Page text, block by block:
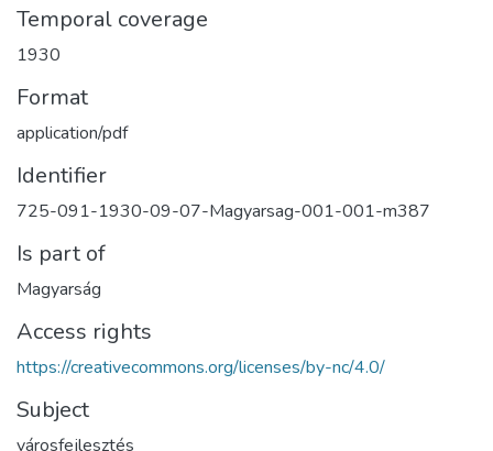
Temporal coverage
1930
Format
application/pdf
Identifier
725-091-1930-09-07-Magyarsag-001-001-m387
Is part of
Magyarság
Access rights
https://creativecommons.org/licenses/by-nc/4.0/
Subject
városfejlesztés